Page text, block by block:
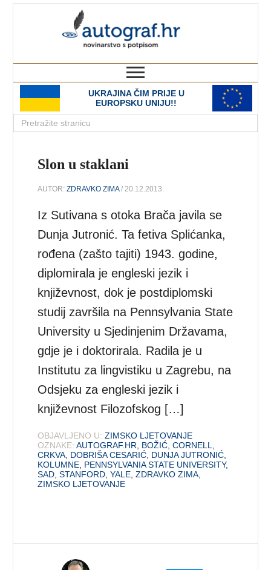
UKRAJINA ČIM PRIJE U
EUROPSKU UNIJU!!
Slon u staklani
AUTOR:ZDRAVKO ZIMA/ 20.12.2013.
Iz Sutivana s otoka Brača javila se
Dunja Jutronić. Ta fetiva Splićanka,
rođena (zašto tajiti) 1943. godine,
diplomirala je engleski jezik i
književnost, dok je postdiplomski
studij završila na Pennsylvania State
University u Sjedinjenim Državama,
gdje je i doktorirala. Radila je u
Institutu za lingvistiku u Zagrebu, na
Odsjeku za engleski jezik i
književnost Filozofskog […]
OBJAVLJENO U: ZIMSKO LJETOVANJE
OZNAKE: AUTOGRAF.HR BOŽIĆ ,CORNELL
CRKVA DOBRIŠA CESARIĆ DUNJA JUTRONIĆ
KOLUMNE PENNSYLVANIA STATE UNIVERSITY,
SAD ,STANFORD ,YALE ,ZDRAVKO ZIMA
ZIMSKO LJETOVANJE